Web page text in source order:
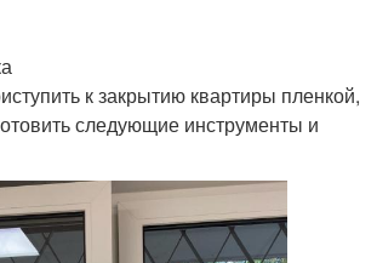
к закрытию квартиры пленкой,
следующие инструменты и